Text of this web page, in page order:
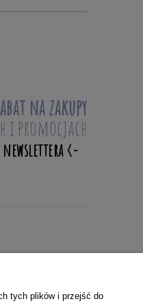
na zakupy
i promocjach
tych plików i przejść do